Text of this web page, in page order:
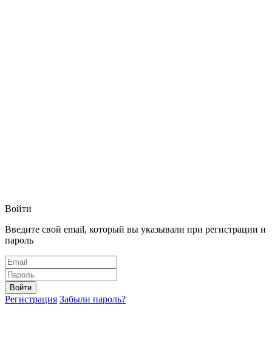
Войти
Введите свой email, который вы указывали при регистрации и
пароль
Войти
Регистрация Забыли пароль?